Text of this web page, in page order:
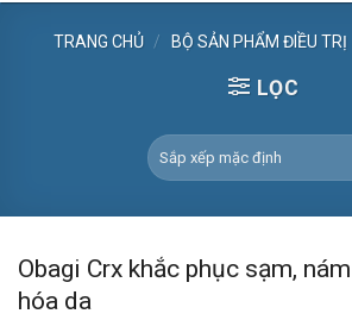
TRANG CHỦ / BỘ SẢN PHẨM ĐIỀU TRỊ
LỌC
Obagi Crx khắc phục sạm,
hóa da